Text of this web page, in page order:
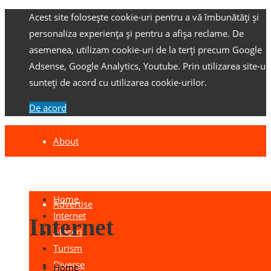
Acest site folosește cookie-uri pentru a vă îmbunătăți și
personaliza experiența și pentru a afișa reclame. De
asemenea, utilizam cookie-uri de la terți precum Google
Adsense, Google Analytics, Youtube. Prin utilizarea site-
sunteți de acord cu utilizarea cookie-urilor.
De acord
About
Advertise
Home
Internet
Afaceri
Turism
Diverse
Internet
Home